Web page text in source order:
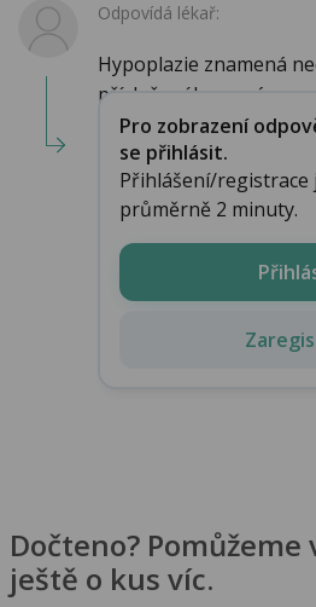
Odpovídá lékař:
Hypoplazie znamená
příslušeného orgánu,
Pro zobrazení
se přihlásit.
Přihlášení/registrace
průměrně 2 minuty.
Dočteno? Pomůžeme
ještě o kus víc.